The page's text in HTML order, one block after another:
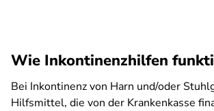
Wie Inkontinenzhilfen
Bei Inkontinenz von Harn und/oder
Hilfsmittel, die von der Krankenkasse